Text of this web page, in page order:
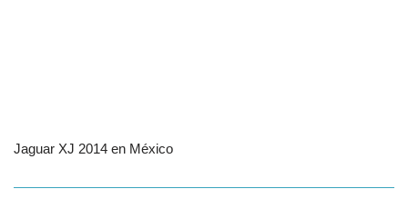
Jaguar XJ 2014 en México